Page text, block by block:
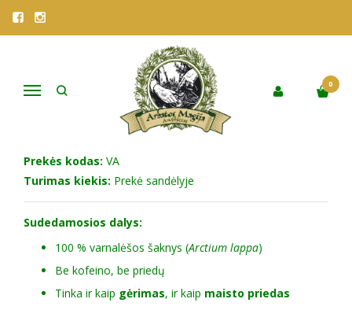
Navigacija
0
Pagrindinis
VARNALĖŠOS ŠAKNŲ ARBATA
VARNALĖŠOS ŠAKNŲ ARBATA
Į NORŲ SĄRAŠĄ
Prekės kodas: VA
Turimas kiekis: Prekė sandėlyje
Sudedamosios dalys:
100 % varnalėšos šaknys (Arctium lappa)
Be kofeino, be priedų
Tinka ir kaip gėrimas, ir kaip maisto priedas